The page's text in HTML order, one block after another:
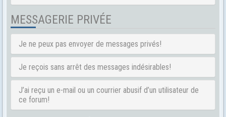
MESSAGERIE PRIVÉE
Je ne peux pas envoyer de messages privés!
Je reçois sans arrêt des messages indésirables!
J’ai reçu un e-mail ou un courrier abusif d’un utilisateur de
ce forum!